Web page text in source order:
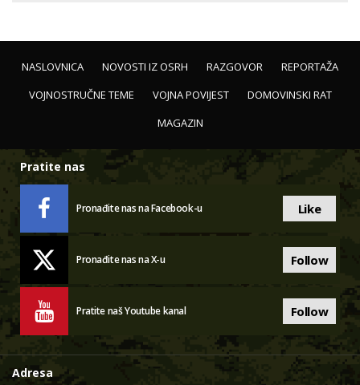
NASLOVNICA NOVOSTI IZ OSRH RAZGOVOR
REPORTAŽA
VOJNOSTRUČNE TEME
VOJNA POVIJEST
DOMOVINSKI RAT
MAGAZIN
Pratite nas
Pronađite nas na Facebook-u Like
Pronađite nas na X-u Follow
Pratite naš Youtube kanal Follow
Adresa